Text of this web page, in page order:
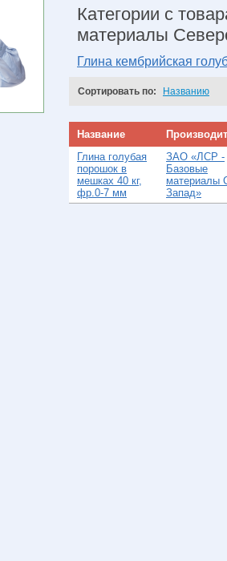
Категории с
материалы
Глина кембрийская
Сортировать по: Названию
Название
Глина голубая
порошок в
мешках 40 кг,
фр.0-7 мм
ЗАО «ЛСР -
Базовые
материалы
Запад»